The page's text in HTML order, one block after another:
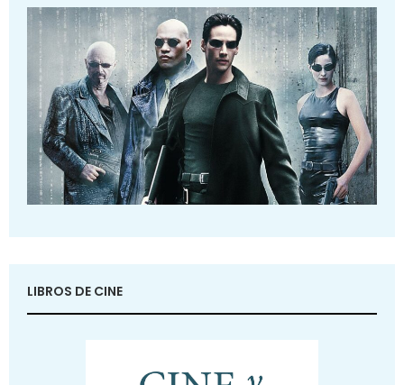
LIBROS DE CINE